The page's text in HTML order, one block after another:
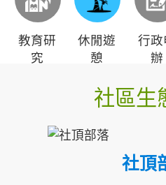
教育研
究
休閒遊
憩
行政
辦
社區生
社頂